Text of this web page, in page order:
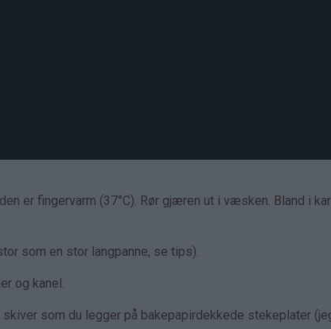
er fingervarm (37°C). Rør gjæren ut i væsken. Bland i
som en stor langpanne, se tips).
og kanel.
som du legger på bakepapirdekkede stekeplater